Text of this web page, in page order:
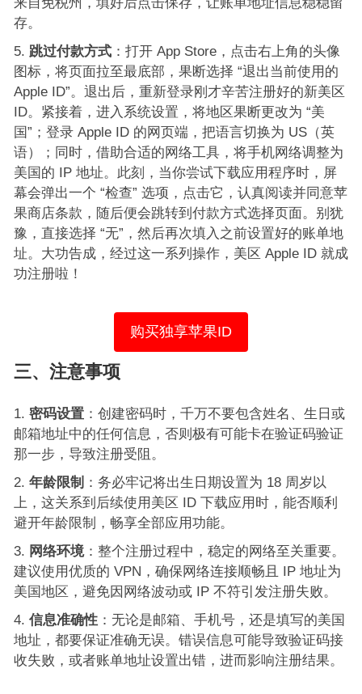
存。
跳过付款方式：打开 App Store，点击右上角的头像
图标，将页面拉至最底部，果断选择 “退出当前使用的
Apple ID”。退出后，重新登录刚才辛苦注册好的新美区
ID。紧接着，进入系统设置，将地区果断更改为 “美
国”；登录 Apple ID 的网页端，把语言切换为 US（英
语）；同时，借助合适的网络工具，将手机网络调整为
美国的 IP 地址。此刻，当你尝试下载应用程序时，屏
幕会弹出一个 “检查” 选项，点击它，认真阅读并同意苹
果商店条款，随后便会跳转到付款方式选择页面。别犹
豫，直接选择 “无”，然后再次填入之前设置好的账单地
址。大功告成，经过这一系列操作，美区 Apple ID 就成
功注册啦！
购买独享苹果ID
三、注意事项
密码设置：创建密码时，千万不要包含姓名、生日或
邮箱地址中的任何信息，否则极有可能卡在验证码验证
那一步，导致注册受阻。
年龄限制
：务必牢记将出生日期设置为 18 周岁以
上，这关系到后续使用美区 ID 下载应用时，能否顺利
避开年龄限制，畅享全部应用功能。
网络环境：整个注册过程中，稳定的网络至关重要。
建议使用优质的 VPN，确保网络连接顺畅且 IP 地址为
美国地区，避免因网络波动或 IP 不符引发注册失败。
信息准确性：无论是邮箱、手机号，还是填写的美国
地址，都要保证准确无误。错误信息可能导致验证码接
收失败，或者账单地址设置出错，进而影响注册结果。